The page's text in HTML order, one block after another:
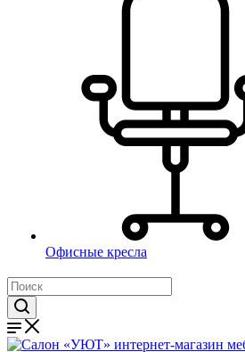
Офисные кресла